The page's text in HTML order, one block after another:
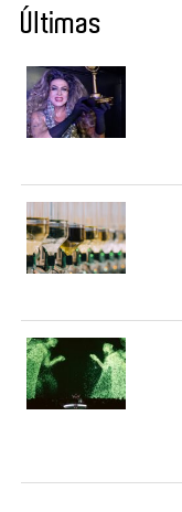
Últimas